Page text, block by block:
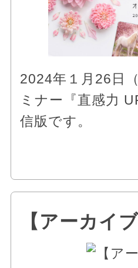
2024年１月26日
ミナー『直感力
信版です。
【アーカイ